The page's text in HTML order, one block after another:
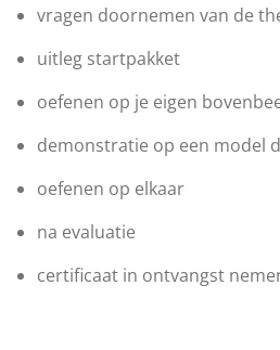
vragen doornemen van de
uitleg startpakket
oefenen op je eigen
demonstratie op een model
oefenen op elkaar
na evaluatie
certificaat in ontvangst